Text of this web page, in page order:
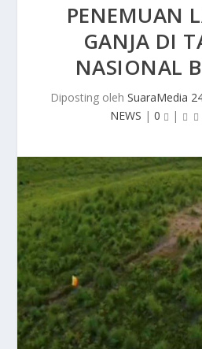
PENEMUAN
GANJA DI
NASIONAL
Diposting oleh SuaraMedia
NEWS | 0 |